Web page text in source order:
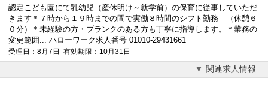
認定こども園にて乳幼児（産休明け～就学前）の保育に従事していただ
きます＊７時から１９時までの間で実働８時間のシフト勤務 （休憩６
０分）＊未経験の方・ブランクのある方も丁寧に指導します。＊業務の
変更範囲... ハローワーク求人番号 01010-29431661
受理日：8月7日 有効期限：10月31日
関連求人情報